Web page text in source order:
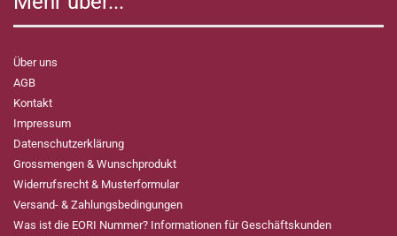
Über uns
AGB
Kontakt
Impressum
Datenschutzerklärung
Grossmengen & Wunschprodukt
Widerrufsrecht & Musterformular
Versand- & Zahlungsbedingungen
Was ist die EORI Nummer? Informationen für Geschäftskunden